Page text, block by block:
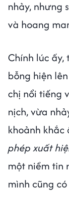
nhảy, nhưng
và hoang
Chính lúc
bỗng hiện
chị nổi tiếng
nịch, vừa
khoảnh khắc
phép xuất
một niềm tin
mình cũng